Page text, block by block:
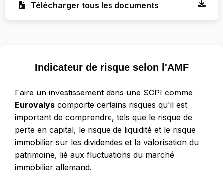
Télécharger tous les documents
Indicateur de risque selon l'AMF
Faire un investissement dans une SCPI comme
Eurovalys comporte certains risques qu'il est
important de comprendre, tels que le risque de
perte en capital, le risque de liquidité et le risque
immobilier sur les dividendes et la valorisation du
patrimoine, lié aux fluctuations du marché
immobilier allemand.